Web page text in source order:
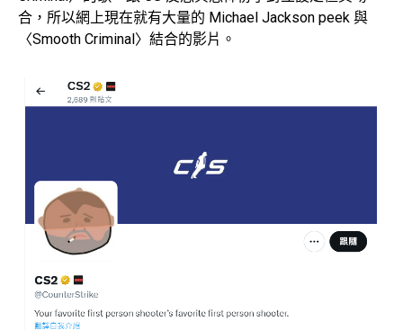
合，所以網上現在就有大量的 Michael Jackson peek 與
〈Smooth Criminal〉結合的影片。